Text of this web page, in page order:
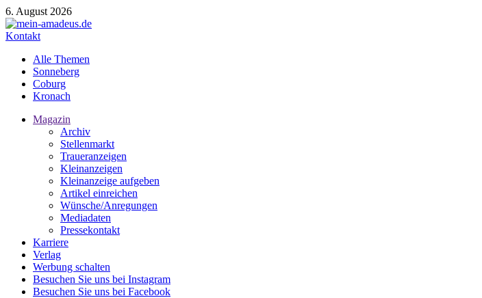
6. August 2026
Kontakt
Alle Themen
Sonneberg
Coburg
Kronach
Magazin
Archiv
Stellenmarkt
Traueranzeigen
Kleinanzeigen
Kleinanzeige aufgeben
Artikel einreichen
Wünsche/Anregungen
Mediadaten
Pressekontakt
Karriere
Verlag
Werbung schalten
Besuchen Sie uns bei Instagram
Besuchen Sie uns bei Facebook